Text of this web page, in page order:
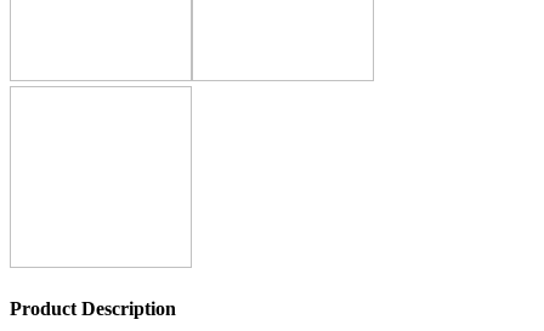
Product Description